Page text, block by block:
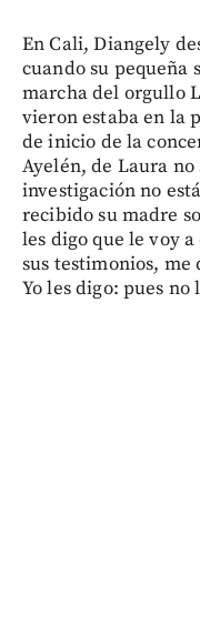
En Cali, Diangely
cuando su
marcha del orgullo
vieron estaba en la
de inicio de la
Ayelén, de Laura no
investigación no
recibido su madre
les digo que le voy
sus testimonios, me
Yo les digo: pues no